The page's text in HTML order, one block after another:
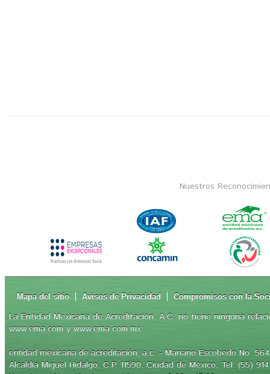
Nuestros
Mapa del sitio Avisos de Privacidad Compromisos con la
La Entidad Mexicana de Acreditación, A.C. no tiene ninguna
www.ema.com y www.ema.com.mx
entidad mexicana de acreditación, a.c. - Mariano Escobedo No.
Alcaldía Miguel Hidalgo, C.P. 11590, Ciudad de México, Tel: (55)